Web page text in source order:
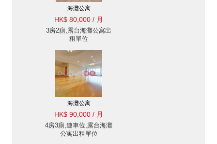
海灘公寓
HK$ 80,000 / 月
3房2廁,露台海灘公寓出
租單位
海灘公寓
HK$ 90,000 / 月
4房3廁,連車位,露台海灘
公寓出租單位